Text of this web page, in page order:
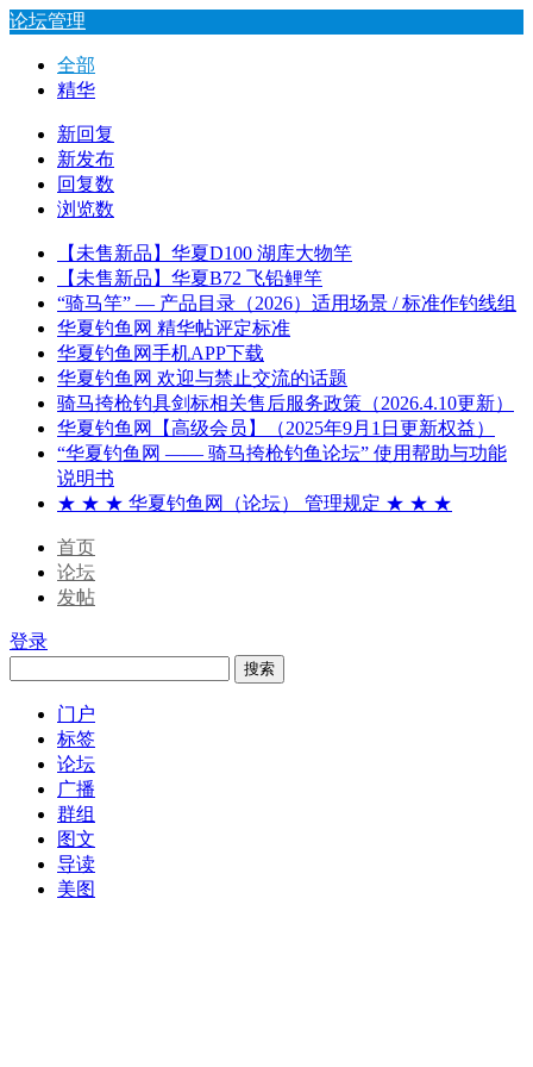
论坛管理
全部
精华
新回复
新发布
回复数
浏览数
【未售新品】华夏D100 湖库大物竿
【未售新品】华夏B72 飞铅鲤竿
“骑马竿” — 产品目录（2026）适用场景 / 标准作钓线组
华夏钓鱼网 精华帖评定标准
华夏钓鱼网手机APP下载
华夏钓鱼网 欢迎与禁止交流的话题
骑马挎枪钓具剑标相关售后服务政策（2026.4.10更新）
华夏钓鱼网【高级会员】（2025年9月1日更新权益）
“华夏钓鱼网 —— 骑马挎枪钓鱼论坛” 使用帮助与功能
说明书
★ ★ ★ 华夏钓鱼网（论坛） 管理规定 ★ ★ ★
首页
论坛
发帖
登录
搜索
门户
标签
论坛
广播
群组
图文
导读
美图